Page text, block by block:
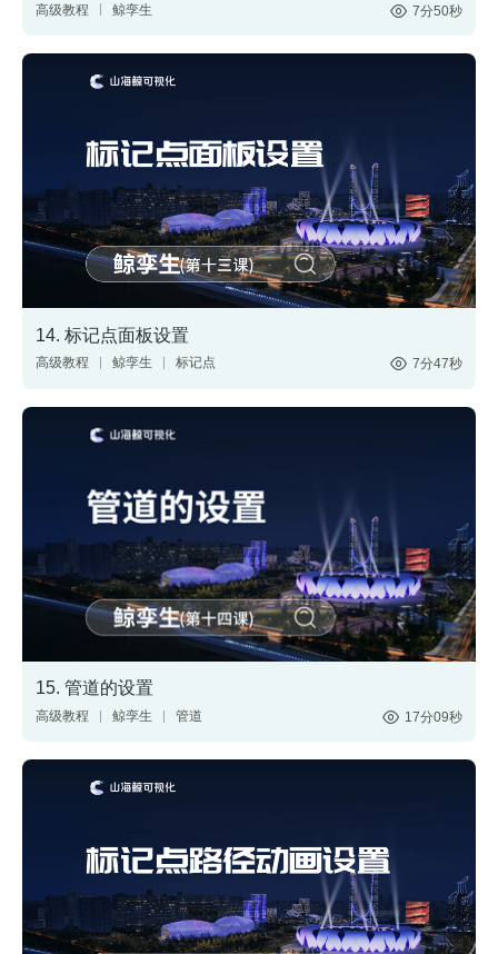
高级教程
鲸孪生
7分50秒
14. 标记点面板设置
高级教程 鲸孪生
标记点
7分47秒
15. 管道的设置
高级教程 鲸孪生
管道
数字孪生
17分09秒